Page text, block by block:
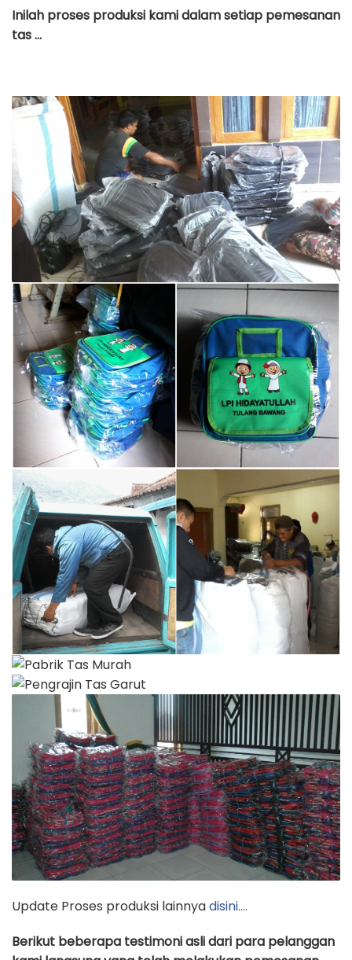
Inilah proses produksi kami dalam setiap pemesanan
tas …
Update Proses produksi lainnyadisini….
Berikut beberapa testimoni asli dari para pelanggan